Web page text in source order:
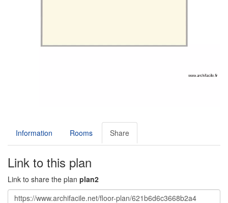
Information Rooms Share
Link to this plan
Link to share the plan plan2